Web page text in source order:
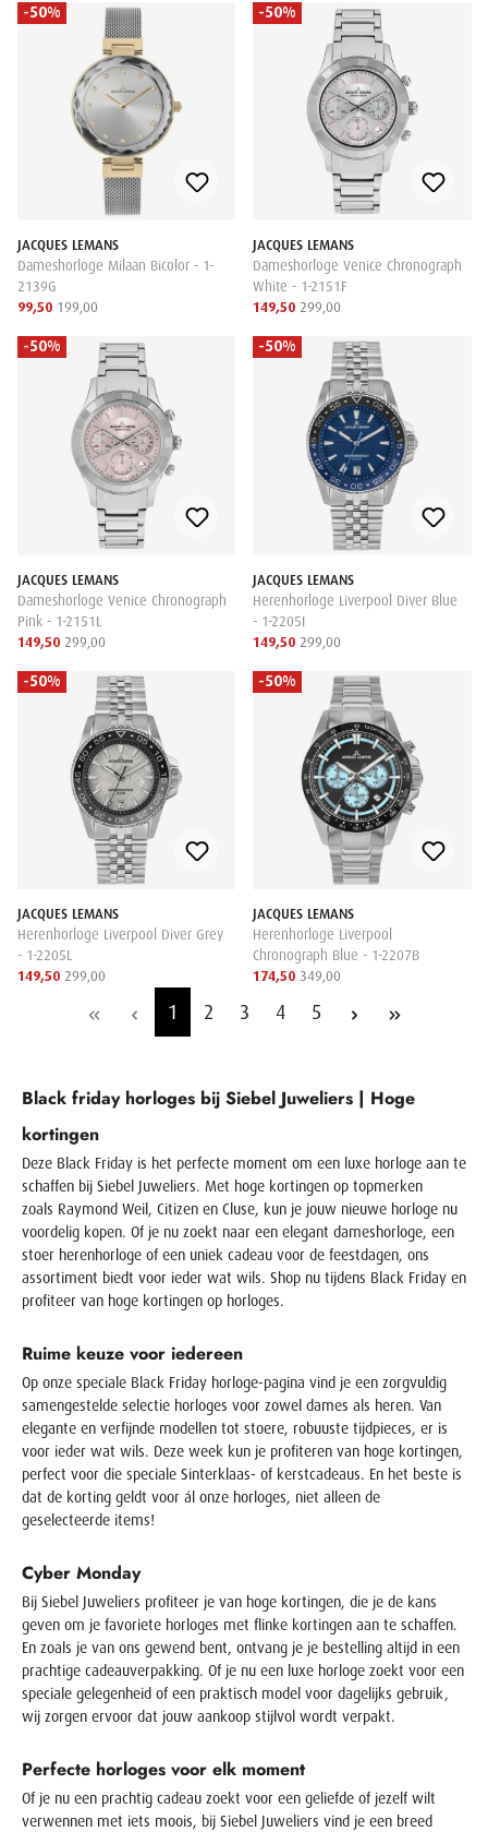
-50%
JACQUES LEMANS
Dameshorloge Milaan Bicolor - 1-
2139G
99,50 199,00
-50%
JACQUES LEMANS
Dameshorloge Venice Chronograph
White - 1-2151F
149,50 299,00
-50%
JACQUES LEMANS
Dameshorloge Venice Chronograph
Pink - 1-2151L
149,50 299,00
-50%
JACQUES LEMANS
Herenhorloge Liverpool Diver Blue
- 1-2205I
149,50 299,00
-50%
JACQUES LEMANS
Herenhorloge Liverpool Diver Grey
- 1-2205L
149,50 299,00
-50%
JACQUES LEMANS
Herenhorloge Liverpool
Chronograph Blue - 1-2207B
174,50 349,00
1 2 3 4 5
Black friday horloges bij Siebel Juweliers | Hoge
kortingen
Deze Black Friday is het perfecte moment om een luxe horloge aan te
schaffen bij Siebel Juweliers. Met hoge kortingen op topmerken
zoals Raymond Weil , Citizen en Cluse, kun je jouw nieuwe horloge nu
voordelig kopen. Of je nu zoekt naar een elegant dameshorloge, een
stoer herenhorloge of een uniek cadeau voor de feestdagen, ons
assortiment biedt voor ieder wat wils. Shop nu tijdens Black Friday en
profiteer van hoge kortingen op horloges.
Ruime keuze voor iedereen
Op onze speciale Black Friday horloge-pagina vind je een zorgvuldig
samengestelde selectie horloges voor zowel dames als heren. Van
elegante en verfijnde modellen tot stoere, robuuste tijdpieces, er is
voor ieder wat wils. Deze week kun je profiteren van hoge kortingen,
perfect voor die speciale Sinterklaas- of kerstcadeaus. En het beste is
dat de korting geldt voor ál onze horloges, niet alleen de
geselecteerde items!
Cyber Monday
Bij Siebel Juweliers profiteer je van hoge kortingen, die je de kans
geven om je favoriete horloges met flinke kortingen aan te schaffen.
En zoals je van ons gewend bent, ontvang je je bestelling altijd in een
prachtige cadeauverpakking. Of je nu een luxe horloge zoekt voor een
speciale gelegenheid of een praktisch model voor dagelijks gebruik,
wij zorgen ervoor dat jouw aankoop stijlvol wordt verpakt.
Perfecte horloges voor elk moment
Of je nu een prachtig cadeau zoekt voor een geliefde of jezelf wilt
verwennen met iets moois, bij Siebel Juweliers vind je een breed